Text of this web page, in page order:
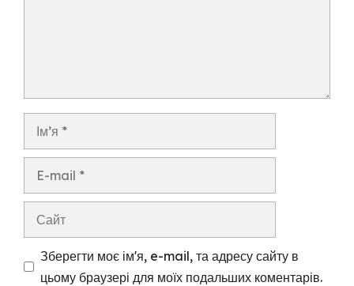
Зберегти моє ім'я, e-mail, та адресу сайту в
цьому браузері для моїх подальших коментарів.